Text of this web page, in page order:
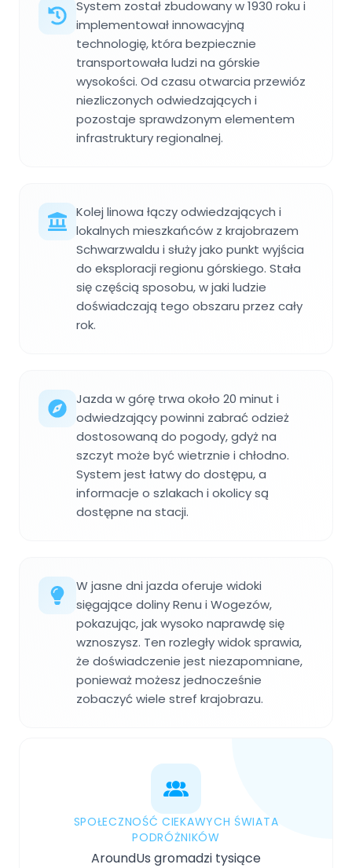
System został zbudowany w 1930 roku i
implementował innowacyjną
technologię, która bezpiecznie
transportowała ludzi na górskie
wysokości. Od czasu otwarcia przewióz
niezliczonych odwiedzających i
pozostaje sprawdzonym elementem
infrastruktury regionalnej.
Kolej linowa łączy odwiedzających i
lokalnych mieszkańców z krajobrazem
Schwarzwaldu i służy jako punkt wyjścia
do eksploracji regionu górskiego. Stała
się częścią sposobu, w jaki ludzie
doświadczają tego obszaru przez cały
rok.
Jazda w górę trwa około 20 minut i
odwiedzający powinni zabrać odzież
dostosowaną do pogody, gdyż na
szczyt może być wietrznie i chłodno.
System jest łatwy do dostępu, a
informacje o szlakach i okolicy są
dostępne na stacji.
W jasne dni jazda oferuje widoki
sięgające doliny Renu i Wogezów,
pokazując, jak wysoko naprawdę się
wznoszysz. Ten rozległy widok sprawia,
że doświadczenie jest niezapomniane,
ponieważ możesz jednocześnie
zobaczyć wiele stref krajobrazu.
SPOŁECZNOŚĆ CIEKAWYCH ŚWIATA
PODRÓŻNIKÓW
AroundUs gromadzi tysiące